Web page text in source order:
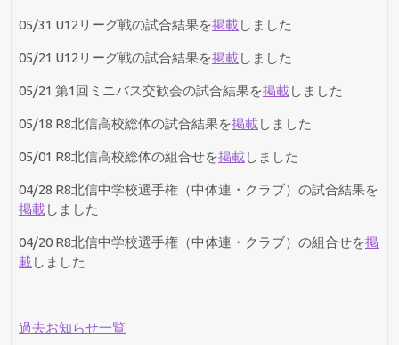
05/31 U12リーグ戦の試合結果を掲載しました
05/21 U12リーグ戦の試合結果を掲載しました
05/21 第1回ミニバス交歓会の試合結果を掲載しました
05/18 R8北信高校総体の試合結果を掲載しました
05/01 R8北信高校総体の組合せを掲載しました
04/28 R8北信中学校選手権（中体連・クラブ）の試合結果を
掲載しました
04/20 R8北信中学校選手権（中体連・クラブ）の組合せを掲
載しました
過去お知らせ一覧